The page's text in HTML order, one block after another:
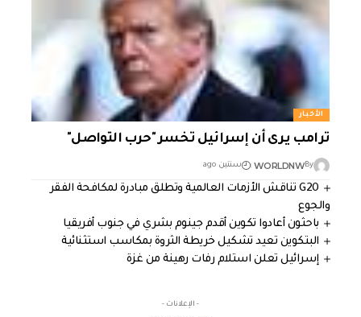
الأخبار
ترامب يرى أن إسرائيل تخسر "حرب التواصل"
By
WORLDNW سنتين ago
G20 تناقش الأزمات العالمية وتطلق مبادرة لمكافحة الفقر
والجوع
باحثون أعادوا تكوين أقدم جينوم بشري في جنوب أفريقيا
البتكوين تعيد تشكيل خريطة الثروة بمكاسب استثنائية
إسرائيل تعلن استلام رفات رهينة من غزة
- الإعلانات -